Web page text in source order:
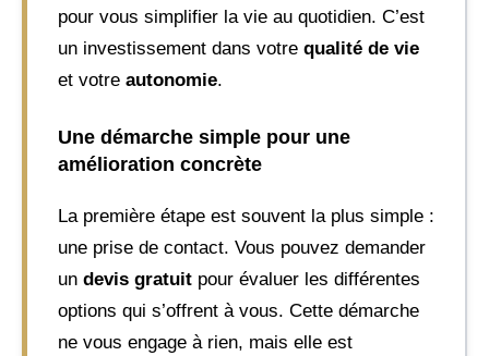
pour vous simplifier la vie au quotidien. C’est
un investissement dans votre qualité de vie
et votre autonomie.
Une démarche simple pour une
amélioration concrète
La première étape est souvent la plus simple :
une prise de contact. Vous pouvez demander
un devis gratuit pour évaluer les différentes
options qui s’offrent à vous. Cette démarche
ne vous engage à rien, mais elle est